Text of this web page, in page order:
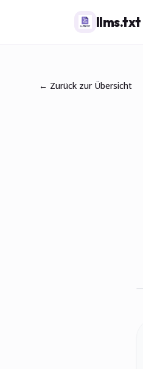
llms.txt
← Zurück zur Übersicht